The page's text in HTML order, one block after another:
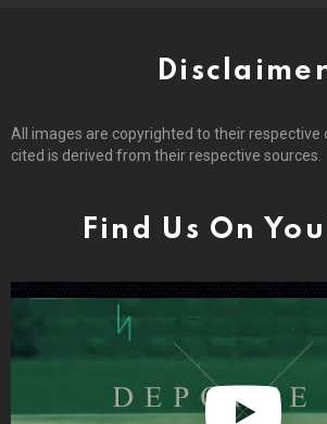
Disclaimer
All images are copyrighted to their respective
cited is derived from their respective sources.
Find Us On